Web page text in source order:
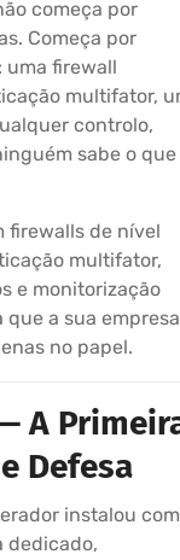
começa por
Começa por
uma firewall
multifator,
controlo,
sabe o que
firewalls de nível
multifator,
e monitorização
a sua empresa
no papel.
A
Defesa
instalou com
dedicado,